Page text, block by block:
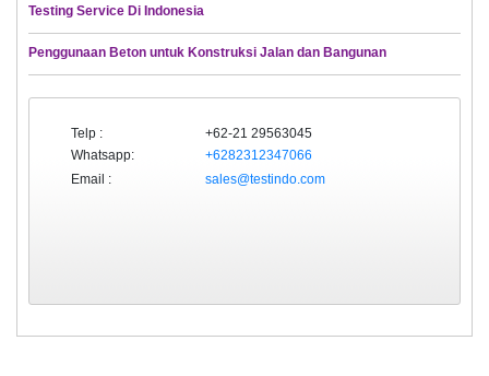
Testing Service Di Indonesia
Penggunaan Beton untuk Konstruksi Jalan dan Bangunan
Telp :
+62-21 29563045
Whatsapp:
+6282312347066
Email :
sales@testindo.com